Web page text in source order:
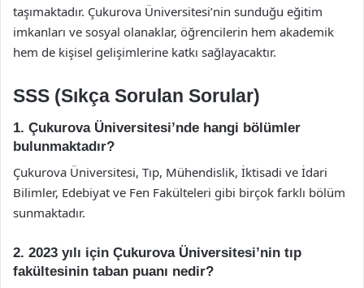
taşımaktadır. Çukurova Üniversitesi’nin sunduğu eğitim
imkanları ve sosyal olanaklar, öğrencilerin hem akademik
hem de kişisel gelişimlerine katkı sağlayacaktır.
SSS (Sıkça Sorulan Sorular)
1. Çukurova Üniversitesi’nde hangi bölümler
bulunmaktadır?
Çukurova Üniversitesi, Tıp, Mühendislik, İktisadi ve İdari
Bilimler, Edebiyat ve Fen Fakülteleri gibi birçok farklı bölüm
sunmaktadır.
2. 2023 yılı için Çukurova Üniversitesi’nin tıp
fakültesinin taban puanı nedir?